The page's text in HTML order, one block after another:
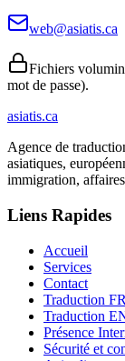
web@asiatis.ca
Fichiers
mot de passe).
asiatis.ca
Agence de
asiatiques,
immigration,
Liens Rapides
Accueil
Services
Contact
Traduction
Traduction
Présence
Sécurité et